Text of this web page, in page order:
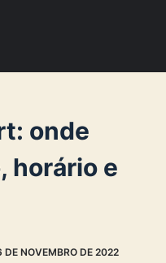
onde
horário e
DE NOVEMBRO DE 2022